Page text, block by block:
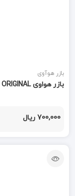
بازر هوآوی
بازر هواوی BUZZER HUAWEI HONOR 10 LITE 100% ORIGINAL
700,000 ریال